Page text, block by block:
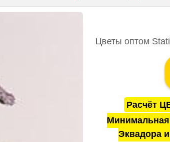
Цветы оптом
Расчёт
Минимальная
Эквадора